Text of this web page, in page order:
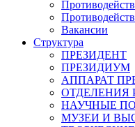
Вакансии
Структура
ПРЕЗИДЕНТ
ПРЕЗИДИУМ
АППАРАТ
ОТДЕЛЕНИЯ
НАУЧНЫЕ
МУЗЕИ И